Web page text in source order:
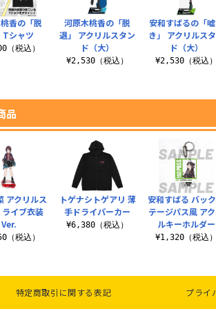
河原木桃香の「脱
退」 アクリルスタン
ド（大）
¥2,530（税込）
安和すばるの「
き」 アクリルス
ド（大）
¥2,530（税込
香の「脱
Tシャツ
（税込）
品
トゲナシトゲアリ 薄
手ドライパーカー
¥6,380（税込）
安和すばる バッ
テージパス風 ア
ルキーホルダー
¥1,320（税込
アクリルス
ライブ衣装
Ver.
（税込）
特定商取引に関する表記 プライ